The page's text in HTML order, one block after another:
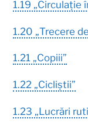
1.19 „Circulație
1.20 „Trecere
1.21 „Copiii”
1.22 „Cicliștii”
1.23 „Lucrări